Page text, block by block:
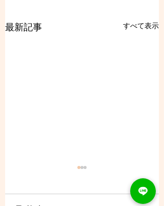
最新記事 すべて表示